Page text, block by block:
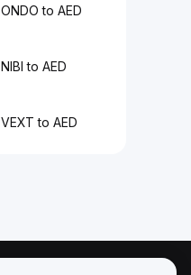
ONDO to AED
NIBI to AED
VEXT to AED